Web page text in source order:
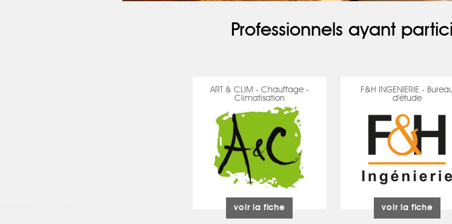
Professionnels ayant
ART & CLIM - Chauffage -
Climatisation
voir la fiche
F&H INGENIERIE -
d'étude
voir la fiche